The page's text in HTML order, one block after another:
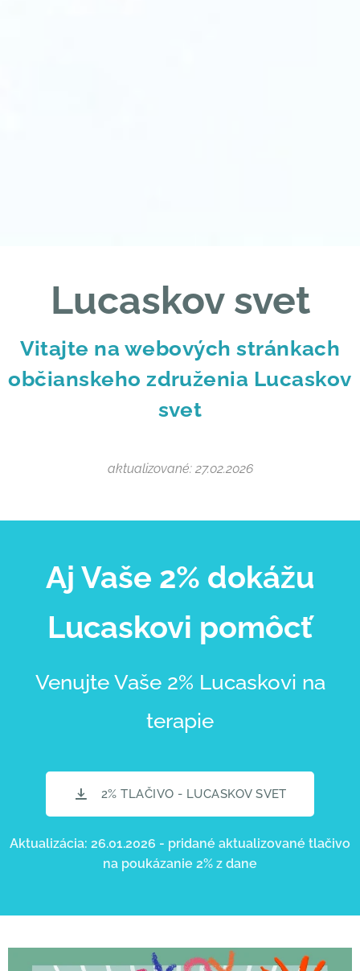
Lucaskov svet
Vitajte na webových stránkach
občianskeho združenia Lucaskov
svet
aktualizované: 27.02.2026
Aj Vaše 2% dokážu
Lucaskovi pomôcť
Venujte Vaše 2% Lucaskovi na
terapie
2% TLAČIVO - LUCASKOV SVET
Aktualizácia: 26.01.2026 - pridané aktualizované tlačivo
na poukázanie 2% z dane